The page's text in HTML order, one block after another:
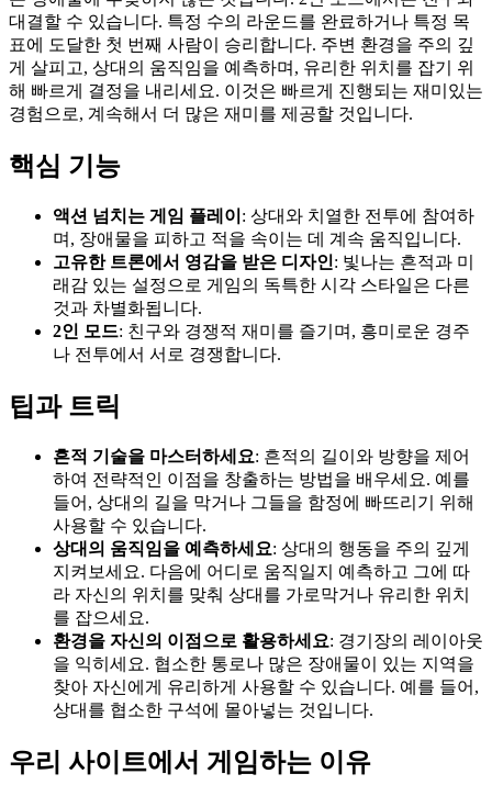
대결할 수 있습니다. 특정 수의 라운드를 완료하거나 특정 목
표에 도달한 첫 번째 사람이 승리합니다. 주변 환경을 주의 깊
게 살피고, 상대의 움직임을 예측하며, 유리한 위치를 잡기 위
해 빠르게 결정을 내리세요. 이것은 빠르게 진행되는 재미있는
경험으로, 계속해서 더 많은 재미를 제공할 것입니다.
핵심 기능
액션 넘치는 게임 플레이 : 상대와 치열한 전투에 참여하
며, 장애물을 피하고 적을 속이는 데 계속 움직입니다.
고유한 트론에서 영감을 받은 디자인: 빛나는 흔적과 미
래감 있는 설정으로 게임의 독특한 시각 스타일은 다른
것과 차별화됩니다.
2인 모드: 친구와 경쟁적 재미를 즐기며, 흥미로운 경주
나 전투에서 서로 경쟁합니다.
팁과 트릭
흔적 기술을 마스터하세요: 흔적의 길이와 방향을 제어
하여 전략적인 이점을 창출하는 방법을 배우세요. 예를
들어, 상대의 길을 막거나 그들을 함정에 빠뜨리기 위해
사용할 수 있습니다.
상대의 움직임을 예측하세요: 상대의 행동을 주의 깊게
지켜보세요. 다음에 어디로 움직일지 예측하고 그에 따
라 자신의 위치를 맞춰 상대를 가로막거나 유리한 위치
를 잡으세요.
환경을 자신의 이점으로 활용하세요: 경기장의 레이아웃
을 익히세요. 협소한 통로나 많은 장애물이 있는 지역을
찾아 자신에게 유리하게 사용할 수 있습니다. 예를 들어,
상대를 협소한 구석에 몰아넣는 것입니다.
우리 사이트에서 게임하는 이유